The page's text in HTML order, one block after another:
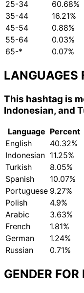
25-34
60.68%
35-44
16.21%
45-54
0.88%
55-64
0.03%
65-*
0.07%
LANGUAGES
This hashtag is
Indonesian, and
Language Percent
English
40.32%
Indonesian 11.25%
Turkish
8.05%
Spanish
10.07%
Portuguese 9.27%
Polish
4.9%
Arabic
3.63%
French
1.81%
German
1.24%
Russian
0.71%
GENDER